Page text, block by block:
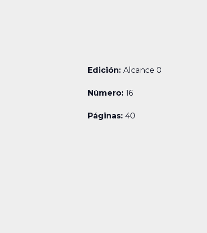
Edición:Alcance 0
Número:16
Páginas:40